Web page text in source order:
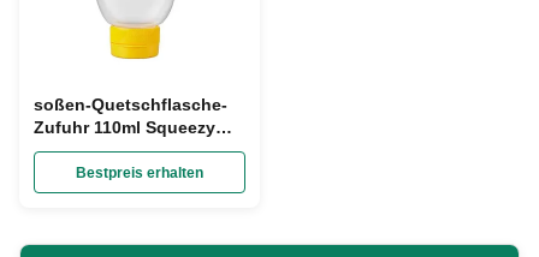
soßen-Quetschflasche-
Zufuhr 110ml Squeezy
Honey Bottle Empty pp.
PlastikBestpreis erhalten